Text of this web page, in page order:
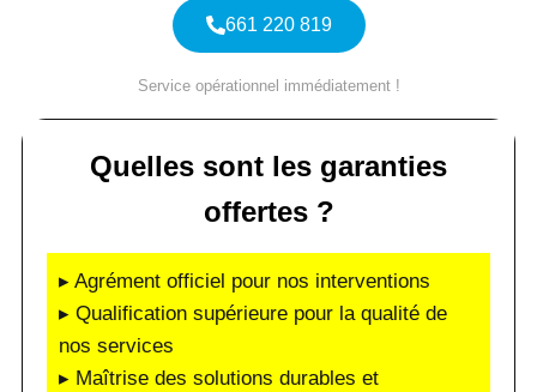
661 220 819
Service opérationnel immédiatement !
Quelles sont les garanties
offertes ?
▸ Agrément officiel pour nos interventions
▸ Qualification supérieure pour la qualité de
nos services
▸ Maîtrise des solutions durables et